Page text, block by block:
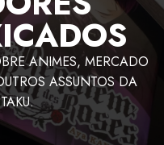
ANIMES, MERCADO
ASSUNTOS DA